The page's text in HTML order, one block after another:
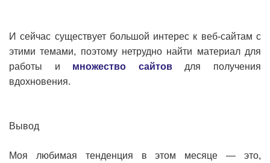
И сейчас существует большой интерес к веб-сайтам с
этими темами, поэтому нетрудно найти материал для
работы и множество сайтовдля получения
вдохновения.
Вывод
Моя любимая тенденция в этом месяце — это,